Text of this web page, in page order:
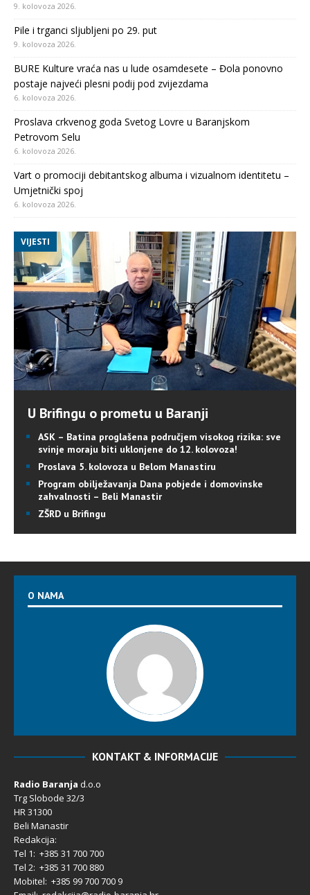
9. kolovoza 2026.
Pile i trganci sljubljeni po 29. put
9. kolovoza 2026.
BURE Kulture vraća nas u lude osamdesete – Đola ponovno
postaje najveći plesni podij pod zvijezdama
6. kolovoza 2026.
Proslava crkvenog goda Svetog Lovre u Baranjskom
Petrovom Selu
6. kolovoza 2026.
Vart o promociji debitantskog albuma i vizualnom identitetu –
Umjetnički spoj
6. kolovoza 2026.
VIJESTI
U Brifingu o prometu u Baranji
ASK – Batina proglašena područjem visokog rizika: sve
svinje moraju biti uklonjene do 12. kolovoza!
Proslava 5. kolovoza u Belom Manastiru
Program obilježavanja Dana pobjede i domovinske
zahvalnosti – Beli Manastir
ZŠRD u Brifingu
O NAMA
KONTAKT & INFORMACIJE
Radio Baranja d.o.o
Trg Slobode 32/3
HR 31300
Beli Manastir
Redakcija:
Tel 1: +385 31 700 700
Tel 2: +385 31 700 880
Mobitel: +385 99 700 700 9